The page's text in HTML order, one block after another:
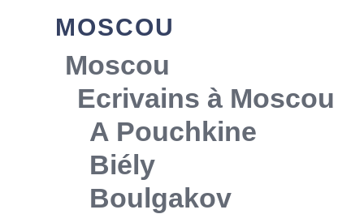
MOSCOU
Moscou
Ecrivains à Moscou
A Pouchkine
Biély
Boulgakov